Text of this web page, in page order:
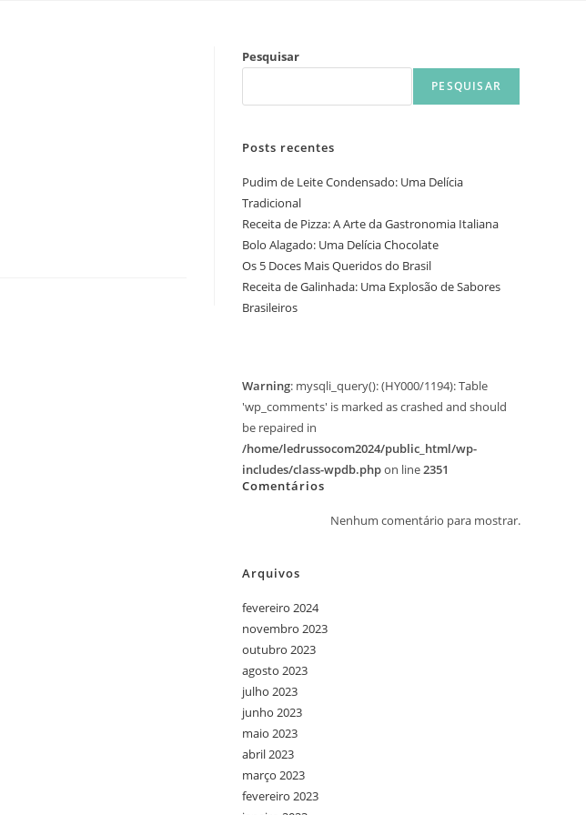
Pesquisar
PESQUISAR
Posts recentes
Pudim de Leite Condensado: Uma Delícia
Tradicional
Receita de Pizza: A Arte da Gastronomia Italiana
Bolo Alagado: Uma Delícia Chocolate
Os 5 Doces Mais Queridos do Brasil
Receita de Galinhada: Uma Explosão de Sabores
Brasileiros
Warning: mysqli_query(): (HY000/1194): Table
'wp_comments' is marked as crashed and should
be repaired in
/home/ledrussocom2024/public_html/wp-
includes/class-wpdb.phpon line2351
Comentários
Nenhum comentário para mostrar.
Arquivos
fevereiro 2024
novembro 2023
outubro 2023
agosto 2023
julho 2023
junho 2023
maio 2023
abril 2023
março 2023
fevereiro 2023